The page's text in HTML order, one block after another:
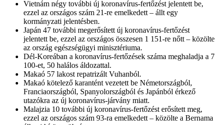
Vietnám négy további új koronavírus-fertőzést jelentett be,
ezzel az országos szám 21-re emelkedett – állt egy
kormányzati jelentésben.
Japán 47 további megerősített új koronavírus-fertőzést
jelentett be, ezzel az országos összesen 1 151-re nőtt – közölte
az ország egészségügyi minisztériuma.
Dél-Koreában a koronavírus-fertőzések száma meghaladja a 7
100-et, 50 halálos áldozattal.
Makaó 57 lakost repatrizált Vuhanból.
Makaó kötelező karantént vezetett be Németországból,
Franciaországból, Spanyolországból és Japánból érkező
utazókra az új koronavírus-járvány miatt.
Malajzia 10 további új koronavírus-fertőzést erősített meg,
ezzel az országos szám 93-ra emelkedett – közölte a Bernama